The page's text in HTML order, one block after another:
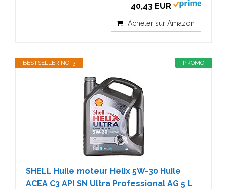
40,43 EUR
Acheter sur Amazon
PROMO
BESTSELLER NO. 3
SHELL Huile moteur Helix 5W-30 Huile
ACEA C3 API SN Ultra Professional AG 5 L